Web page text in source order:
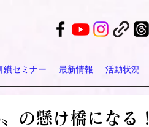
鑽セミナー 最新情報 活動状況
の懸け橋になる！